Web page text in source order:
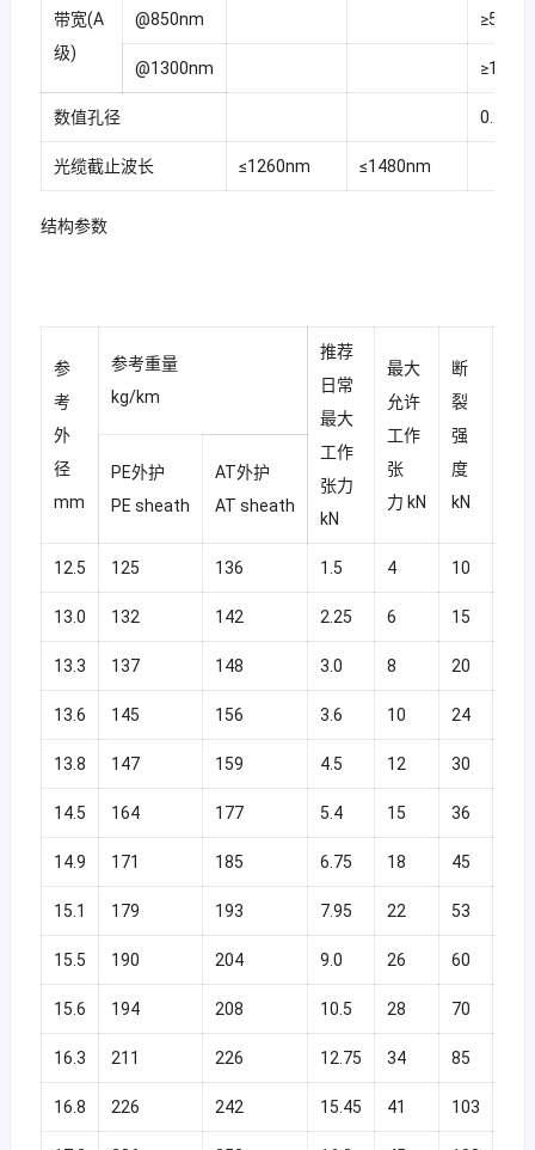
带宽(A
级)
@850nm ≥500
@1300nm ≥1000
数值孔径
光缆截止波长 ≤1260nm ≤1480nm
结构参数
参
考
外
径
mm
参考重量
kg/km
推荐
日常
最大
工作
张力
kN
最大
允许
工作
张
力 kN
断
裂
强
度
kN
PE外护
PE sheath
AT外护
AT sheath
12.5 125 136 1.5 4 10
13.0 132 142 2.25 6 15
13.3 137 148 3.0 8 20
13.6 145 156 3.6 10 24
13.8 147 159 4.5 12 30
14.5 164 177 5.4 15 36
14.9 171 185 6.75 18 45
15.1 179 193 7.95 22 53
15.5 190 204 9.0 26 60
15.6 194 208 10.5 28 70
16.3 211 226 12.75 34 85
16.8 226 242 15.45 41 103